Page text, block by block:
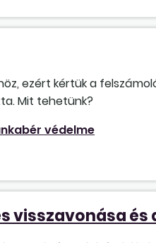
ezért kértük a
Mit tehetünk?
védelme
visszavonása és